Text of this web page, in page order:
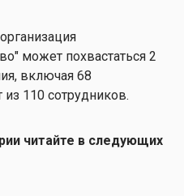
может похвастаться 2
включая 68
110 сотрудников.
читайте в следующих